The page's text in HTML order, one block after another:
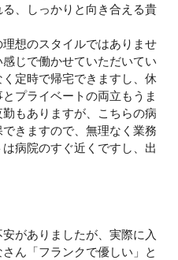
、しっかりと向き合える貴
想のスタイルではありませ
じで働かせていただいてい
定時で帰宅できますし、休
プライベートの両立もうま
もありますが、こちらの病
きますので、無理なく業務
病院のすぐ近くですし、出
がありましたが、実際に入
ん「フランクで優しい」と